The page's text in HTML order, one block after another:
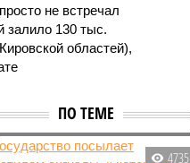
не встречал
залило 130 тыс.
областей),
ПО ТЕМЕ
4735